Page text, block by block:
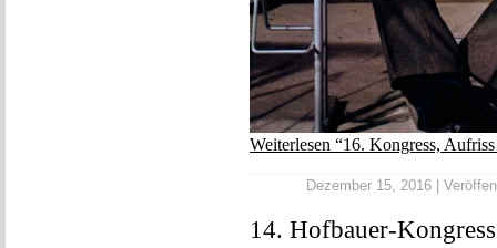
Weiterlesen “16. Kongress,
Dezember 15, 2016 |
14. Hofbauer-